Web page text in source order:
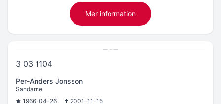
Mer information
3 03 1104
Per-Anders Jonsson
Sandarne
1966-04-26
2001-11-15